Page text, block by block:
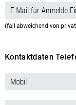
(fall abweichend von
Kontaktdaten